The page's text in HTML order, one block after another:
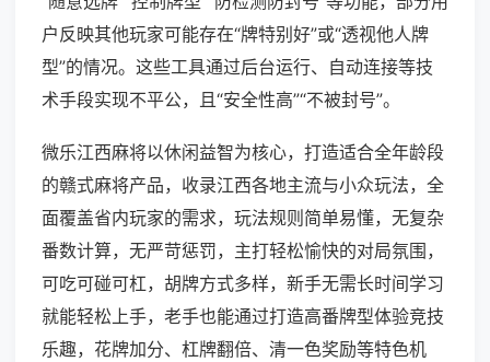
户反映其他玩家可能存在“牌特别好”或“透视他人牌
型”的情况。这些工具通过后台运行、自动连接等技
术手段实现不平公，且“安全性高”“不被封号”。
微乐江西麻将以休闲益智为核心，打造适合全年龄段
的赣式麻将产品，收录江西各地主流与小众玩法，全
面覆盖省内玩家的需求，玩法规则简单易懂，无复杂
番数计算，无严苛惩罚，主打轻松愉快的对局氛围，
可吃可碰可杠，胡牌方式多样，新手无需长时间学习
就能轻松上手，老手也能通过打造高番牌型体验竞技
乐趣，花牌加分、杠牌翻倍、清一色奖励等特色机